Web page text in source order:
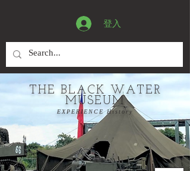
登入
THE BLACK WATER
MUSEUM
EXPERIENCE History